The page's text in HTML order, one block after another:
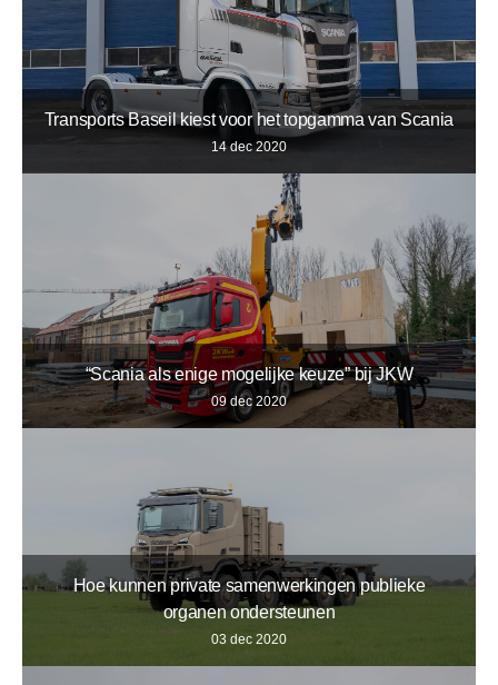
Transports Baseil kiest voor het topgamma van Scania
14 dec 2020
“Scania als enige mogelijke keuze” bij JKW
09 dec 2020
Hoe kunnen private samenwerkingen publieke
organen ondersteunen
03 dec 2020